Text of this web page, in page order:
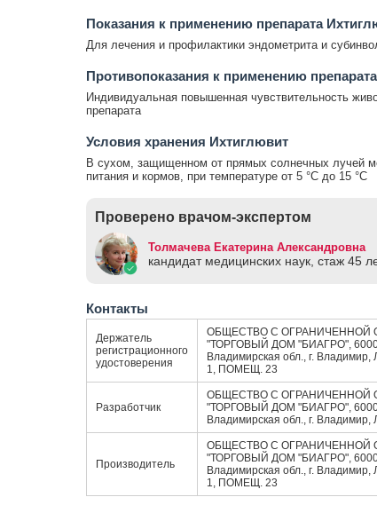
Показания к применению препарата
Для лечения и профилактики эндометрита и
Противопоказания к применению
Индивидуальная повышенная чувствительность
препарата
Условия хранения Ихтиглювит
В сухом, защищенном от прямых солнечных лучей
питания и кормов, при температуре от 5 °С до 15 °С
Проверено врачом-экспертом
Толмачева Екатерина Александровна
кандидат медицинских наук, стаж 45
Контакты
Держатель
регистрационного
удостоверения
ОБЩЕСТВО С ОГРАНИЧЕННОЙ
"ТОРГОВЫЙ ДОМ "БИАГРО",
Владимирская обл., г.
1, ПОМЕЩ. 23
Разработчик
ОБЩЕСТВО С ОГРАНИЧЕННОЙ
"ТОРГОВЫЙ ДОМ "БИАГРО",
Владимирская обл., г. Владимир,
Производитель
ОБЩЕСТВО С ОГРАНИЧЕННОЙ
"ТОРГОВЫЙ ДОМ "БИАГРО",
Владимирская обл., г.
1, ПОМЕЩ. 23